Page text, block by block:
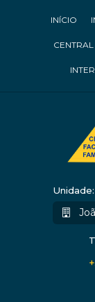
INÍCIO
Unidade: